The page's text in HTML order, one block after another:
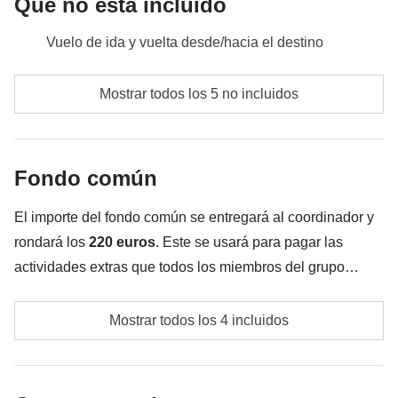
Qué no está incluido
Vuelo de ida y vuelta desde/hacia el destino
Jordan Pass (que garantiza la entrada a todos los
Comidas y bebidas no especificadas
Todos los extras que quieras comprar y que consigas
Todo lo que no se menciona en la sección "Qué está
Mostrar todos los 5 no incluidos
Fondo común
El importe del fondo común se entregará al coordinador y
rondará los 220 euros. Este se usará para pagar las
actividades extras que todos los miembros del grupo
viaje. Por eso, el importe podrá variar y podría ser
necesario incrementarlo. En cualquier caso se devolverá
la diferencia no utilizada.
Mostrar todos los 4 incluidos